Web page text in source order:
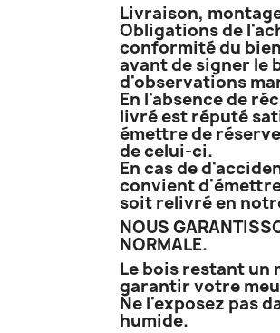
Livraison,
Obligations de
conformité du
avant de signer le
d'observations
En l'absence de
livré est réputé
émettre de
de celui-ci.
En cas de
convient
soit relivré en
NOUS
NORMALE.
Le bois restant un
garantir votre
Ne l'exposez pas
humide.